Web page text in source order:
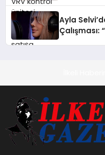
Ayla
Çalışması: